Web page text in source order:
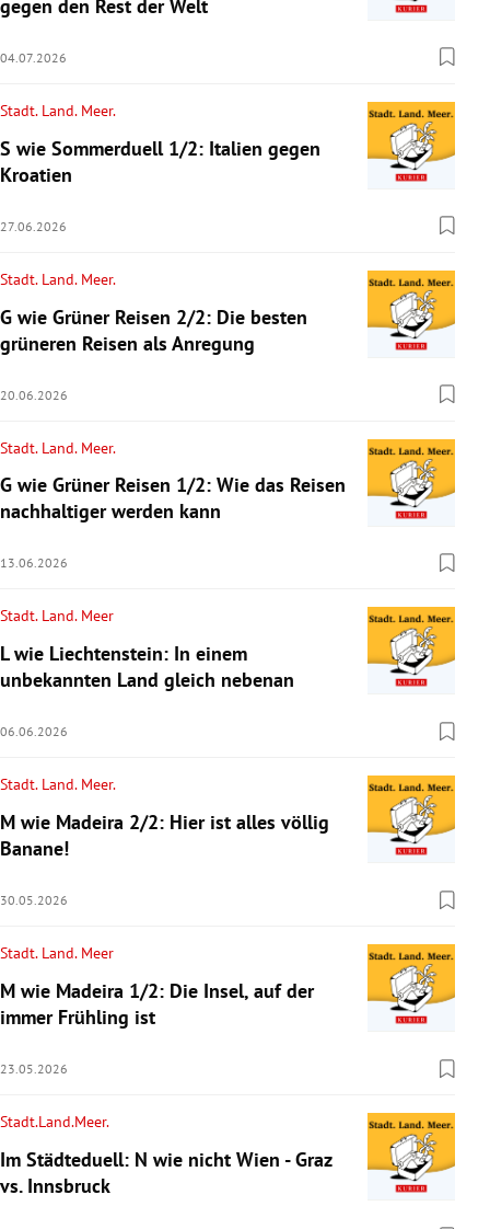
gegen den Rest der Welt
04.07.2026
Stadt. Land. Meer.
S wie Sommerduell 1/2: Italien gegen
Kroatien
27.06.2026
Stadt. Land. Meer.
G wie Grüner Reisen 2/2: Die besten
grüneren Reisen als Anregung
20.06.2026
Stadt. Land. Meer.
G wie Grüner Reisen 1/2: Wie das Reisen
nachhaltiger werden kann
13.06.2026
Stadt. Land. Meer
L wie Liechtenstein: In einem
unbekannten Land gleich nebenan
06.06.2026
Stadt. Land. Meer.
M wie Madeira 2/2: Hier ist alles völlig
Banane!
30.05.2026
Stadt. Land. Meer
M wie Madeira 1/2: Die Insel, auf der
immer Frühling ist
23.05.2026
Stadt.Land.Meer.
Im Städteduell: N wie nicht Wien - Graz
vs. Innsbruck